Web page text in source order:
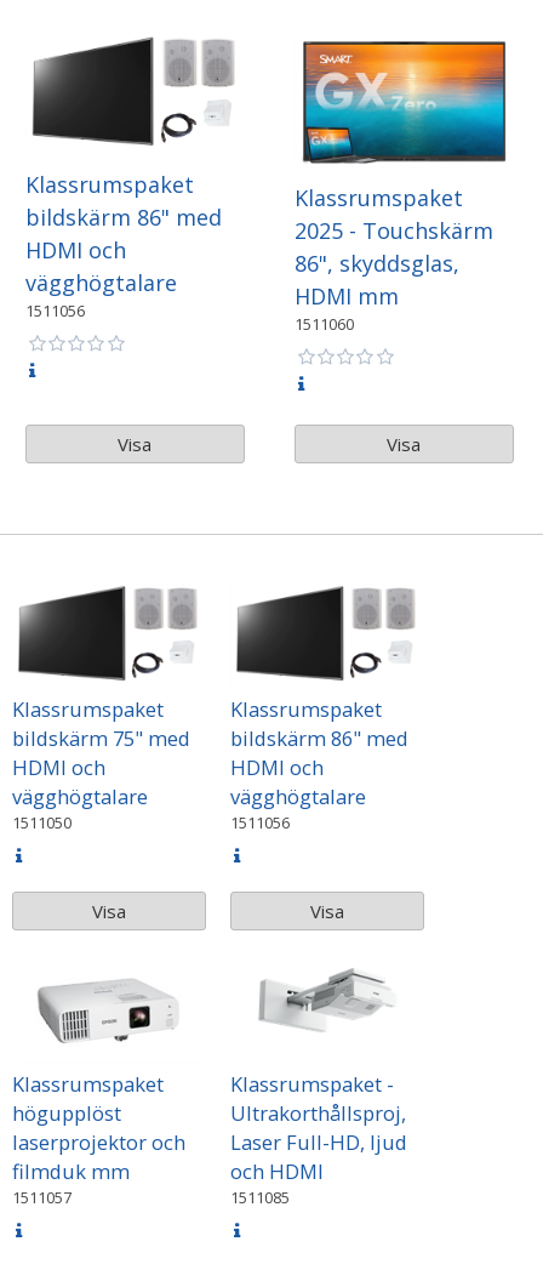
Klassrumspaket
bildskärm 86" med
HDMI och
vägghögtalare
1511056
Visa
Klassrumspaket
2025 - Touchskärm
86", skyddsglas,
HDMI mm
1511060
Visa
Klassrumspaket
bildskärm 75" med
HDMI och
vägghögtalare
1511050
Visa
Klassrumspaket
bildskärm 86" med
HDMI och
vägghögtalare
1511056
Visa
Klassrumspaket
högupplöst
laserprojektor och
filmduk mm
1511057
Klassrumspaket -
Ultrakorthållsproj,
Laser Full-HD, ljud
och HDMI
1511085